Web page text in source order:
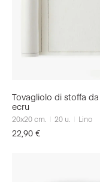
Tovagliolo di stoffa
ecru
20x20cm. 20 u. Lino
22,90 €